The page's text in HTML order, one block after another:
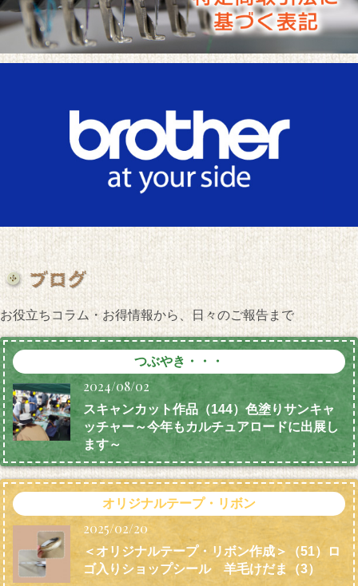
お役立ちコラム・お得情報から、日々のご報告まで
つぶやき・・・
2024/08/02
スキャンカット作品（144）色塗りサンキャ
ッチャー～今年もカルチュアロードに出展し
ます～
オリジナルテープ・リボン
2025/02/20
＜オリジナルテープ・リボン作成＞（51）ロ
ゴ入りショップシール 羊毛けだま （3）